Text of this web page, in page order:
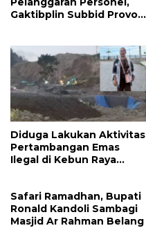
Gaktibplin Subbid Provos
Diduga Lakukan Aktivitas
Pertambangan Emas
Ilegal di Kebun Raya
Sondakh
Safari Ramadhan, Bupati
Ronald Kandoli Sambagi
Masjid Ar Rahman Belang